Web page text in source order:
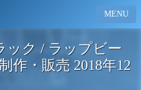
MENU
ック / ラップビー
作・販売 2018年12